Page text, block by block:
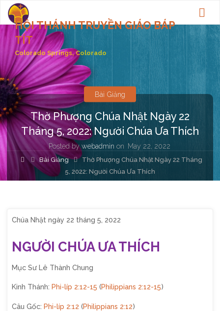
HỘI THÁNH TRUYỀN GIÁO BÁP
TÍT
Colorado Springs, Colorado
Thờ Phượng Chúa Nhật Ngày 22
Tháng 5, 2022: Người Chúa Ưa Thích
Posted by webadmin on May 22, 2022
Bài Giảng
HomeBài Giảng
Thờ Phượng Chúa Nhật Ngày 22 Tháng
5, 2022: Người Chúa Ưa Thích
Chúa Nhật ngày 22 tháng 5, 2022
NGƯỜI CHÚA ƯA THÍCH
Mục Sư Lê Thành Chung
Kinh Thánh: Phi-líp 2:12-15 (Philippians 2:12-15)
Câu Gốc: Phi-líp 2:12 (Philippians 2:12)